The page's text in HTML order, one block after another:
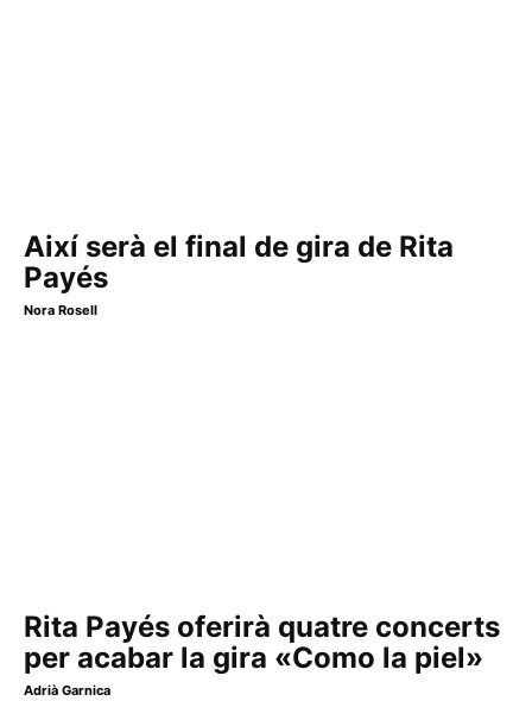
Així serà el final de gira de Rita
Payés
Nora Rosell
Rita Payés oferirà quatre concerts
per acabar la gira «Como la piel»
Adrià Garnica